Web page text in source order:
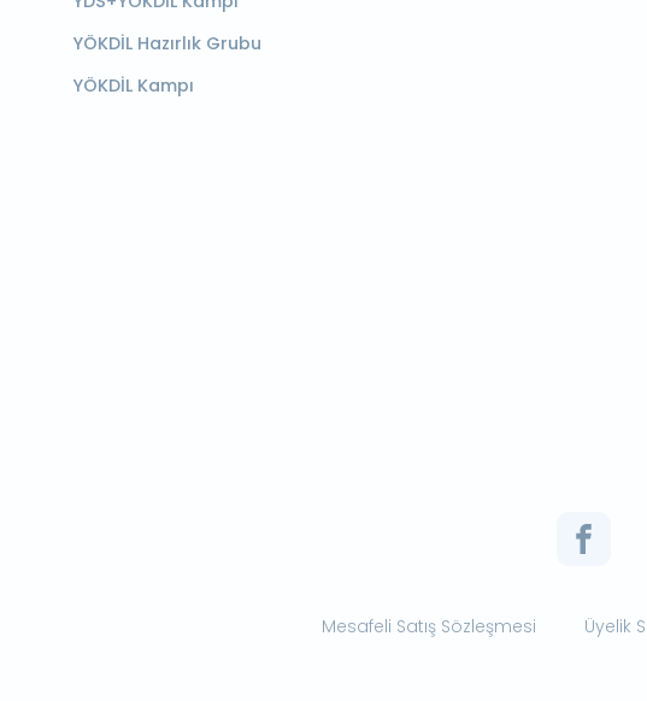
YÖKDİL Hazırlık Grubu
YÖKDİL Kampı
Mesafeli Satış Sözleşmesi Üyelik